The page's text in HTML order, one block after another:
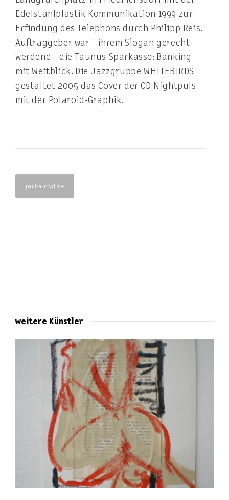
Edelstahlplastik Kommunikation 1999 zur
Erfindung des Telephons durch Philipp Reis.
Auftraggeber war – ihrem Slogan gerecht
werdend – die Taunus Sparkasse: Banking
mit Weitblick. Die Jazzgruppe WHITEBIRDS
gestaltet 2005 das Cover der CD Nightpuls
mit der Polaroid-Graphik.
paul-a-royd.me
weitere Künstler